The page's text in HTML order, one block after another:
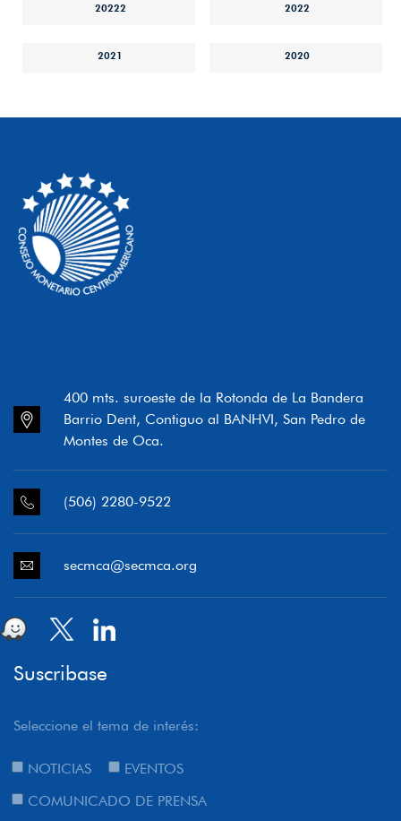
20222 2022
2021 2020
400 mts. suroeste de la Rotonda de La Bandera
Barrio Dent, Contiguo al BANHVI, San Pedro de
Montes de Oca.
(506) 2280-9522
secmca@secmca.org
Suscribase
Seleccione el tema de interés:
NOTICIAS
EVENTOS
COMUNICADO DE PRENSA